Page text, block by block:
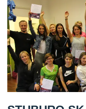
Europos fitneso
EREPS
Anatomy Trains
Fascia Movement
Dėstytojai